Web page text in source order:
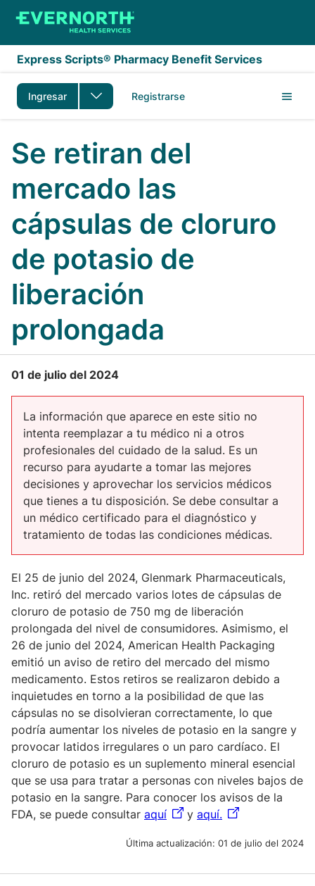
Saltar al contenido principal
Express Scripts® Pharmacy Benefit Services
Ingresar Registrarse
Se retiran del
mercado las
cápsulas de cloruro
de potasio de
liberación
prolongada
01 de julio del 2024
La información que aparece en este sitio no
intenta reemplazar a tu médico ni a otros
profesionales del cuidado de la salud. Es un
recurso para ayudarte a tomar las mejores
decisiones y aprovechar los servicios médicos
que tienes a tu disposición. Se debe consultar a
un médico certificado para el diagnóstico y
tratamiento de todas las condiciones médicas.
El 25 de junio del 2024, Glenmark Pharmaceuticals,
Inc. retiró del mercado varios lotes de cápsulas de
cloruro de potasio de 750 mg de liberación
prolongada del nivel de consumidores. Asimismo, el
26 de junio del 2024, American Health Packaging
emitió un aviso de retiro del mercado del mismo
medicamento. Estos retiros se realizaron debido a
inquietudes en torno a la posibilidad de que las
cápsulas no se disolvieran correctamente, lo que
podría aumentar los niveles de potasio en la sangre y
provocar latidos irregulares o un paro cardíaco. El
cloruro de potasio es un suplemento mineral esencial
que se usa para tratar a personas con niveles bajos de
potasio en la sangre. Para conocer los avisos de la
FDA, se puede consultar aquí y aquí.
Última actualización: 01 de julio del 2024